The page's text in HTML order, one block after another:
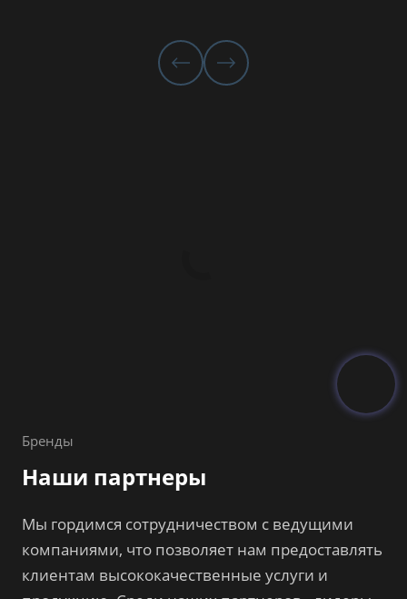
Бренды
Наши партнеры
Мы гордимся сотрудничеством с ведущими
компаниями, что позволяет нам предоставлять
клиентам высококачественные услуги и